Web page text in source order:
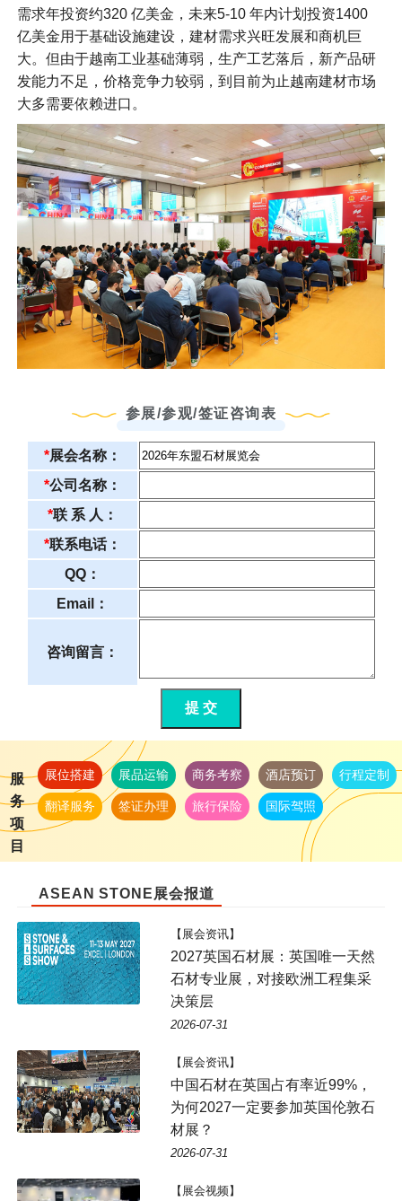
需求年投资约320 亿美金，未来5-10 年内计划投资1400
亿美金用于基础设施建设，建材需求兴旺发展和商机巨
大。但由于越南工业基础薄弱，生产工艺落后，新产品研
发能力不足，价格竞争力较弱，到目前为止越南建材市场
大多需要依赖进口。
参展/参观/签证咨询表
*展会名称：
*公司名称：
*联 系 人：
*联系电话：
QQ：
Email：
咨询留言：
提 交
服
务
项
目
展位搭建 展品运输 商务考察 酒店预订 行程定制
翻译服务 签证办理 旅行保险 国际驾照
ASEAN STONE展会报道
【展会资讯】
2027英国石材展：英国唯一天然
石材专业展，对接欧洲工程集采
决策层
2026-07-31
【展会资讯】
中国石材在英国占有率近99%，
为何2027一定要参加英国伦敦石
材展？
2026-07-31
【展会视频】